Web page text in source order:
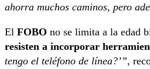
ahorra muchos caminos, pero
El FOBO no se limita a la edad
resisten a incorporar
tengo el teléfono de línea?’”,